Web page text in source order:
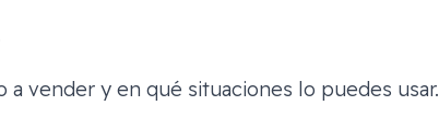
vender y en qué situaciones lo puedes usar.